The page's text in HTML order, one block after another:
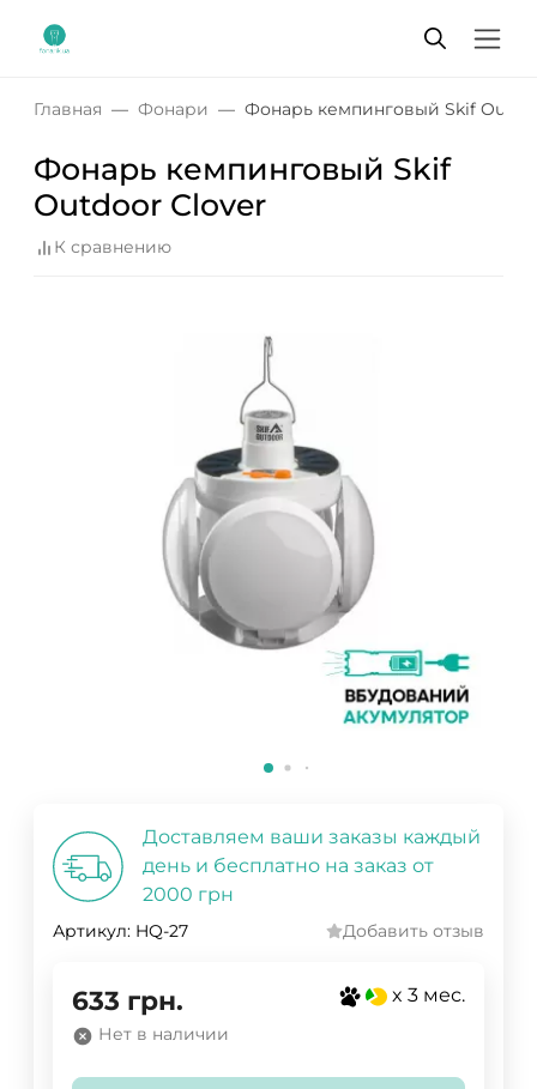
Главная Фонари Фонарь кемпинговый Skif
Фонарь кемпинговый Skif
Outdoor Clover
К сравнению
Доставляем ваши заказы каждый
день и бесплатно на заказ от
2000 грн
Артикул: HQ-27 Добавить отзыв
633 грн. x 3 мес.
Нет в наличии